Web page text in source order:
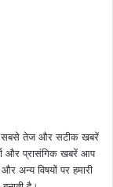
तेज और सटीक खबरें
और प्रासंगिक खबरें आप
अन्य विषयों पर हमारी